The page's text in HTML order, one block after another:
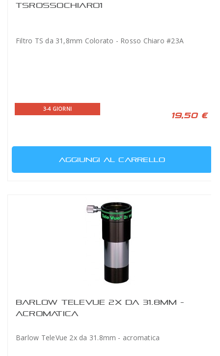
TSROSSOCHIARO1
Filtro TS da 31,8mm Colorato - Rosso Chiaro #23A
3-4 GIORNI
19,50 €
AGGIUNGI AL CARRELLO
BARLOW TELEVUE 2X DA 31.8MM -
ACROMATICA
Barlow TeleVue 2x da 31.8mm - acromatica